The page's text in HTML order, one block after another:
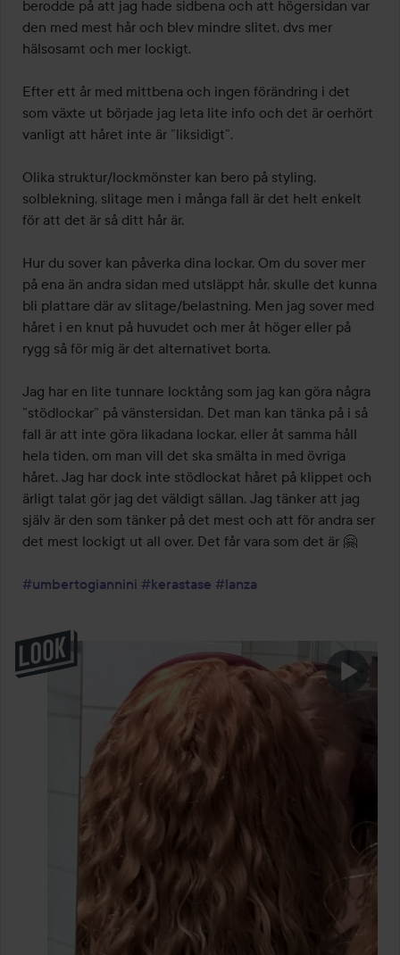
berodde på att jag hade sidbena och att högersidan var
den med mest hår och blev mindre slitet, dvs mer
hälsosamt och mer lockigt.
Efter ett år med mittbena och ingen förändring i det
som växte ut började jag leta lite info och det är oerhört
vanligt att håret inte är ”liksidigt”.
Olika struktur/lockmönster kan bero på styling,
solblekning, slitage men i många fall är det helt enkelt
för att det är så ditt hår är.
Hur du sover kan påverka dina lockar. Om du sover mer
på ena än andra sidan med utsläppt hår, skulle det kunna
bli plattare där av slitage/belastning. Men jag sover med
håret i en knut på huvudet och mer åt höger eller på
rygg så för mig är det alternativet borta.
Jag har en lite tunnare locktång som jag kan göra några
”stödlockar” på vänstersidan. Det man kan tänka på i så
fall är att inte göra likadana lockar, eller åt samma håll
hela tiden, om man vill det ska smälta in med övriga
håret. Jag har dock inte stödlockat håret på klippet och
ärligt talat gör jag det väldigt sällan. Jag tänker att jag
själv är den som tänker på det mest och att för andra ser
det mest lockigt ut all over. Det får vara som det är 🤗
#umbertogiannini #kerastase #lanza